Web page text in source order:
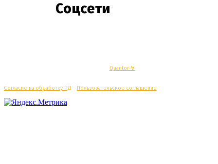
Соцсети
Quantor-∀
Согласие на обработку ПД Пользовательское соглашение